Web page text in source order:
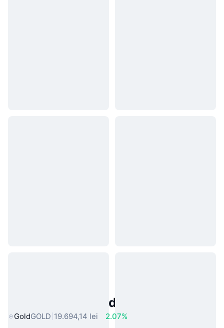
Active Populare din Lumea Reală
GoldGOLD 19.694,14 lei
2.07%